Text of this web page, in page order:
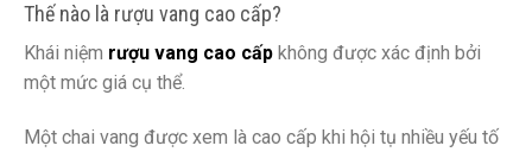
Thế nào là rượu vang cao cấp?
Khái niệm rượu vang cao cấp không được xác định bởi
một mức giá cụ thể.
Một chai vang được xem là cao cấp khi hội tụ nhiều yếu tố